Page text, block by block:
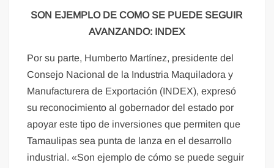
SON EJEMPLO DE COMO SE PUEDE SEGUIR
AVANZANDO: INDEX
Por su parte, Humberto Martínez, presidente del
Consejo Nacional de la Industria Maquiladora y
Manufacturera de Exportación (INDEX), expresó
su reconocimiento al gobernador del estado por
apoyar este tipo de inversiones que permiten que
Tamaulipas sea punta de lanza en el desarrollo
industrial. «Son ejemplo de cómo se puede seguir